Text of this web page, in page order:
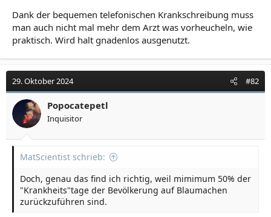
100 behält...), nun also peitsche statt zuckerbrot.
mal wieder genau der falsche ansatz...
Dank der bequemen telefonischen Krankschreibung muss
man auch nicht mal mehr dem Arzt was vorheucheln, wie
praktisch. Wird halt gnadenlos ausgenutzt.
29. Oktober 2024 #82
Popocatepetl
Inquisitor
MatScientist schrieb:
Doch, genau das find ich richtig, weil mimimum 50% der
"Krankheits"tage der Bevölkerung auf Blaumachen
zurückzuführen sind.